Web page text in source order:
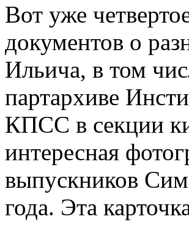
Вот уже
документов о
Ильича, в том
партархиве
КПСС в секции
интересная
выпускников
года. Эта